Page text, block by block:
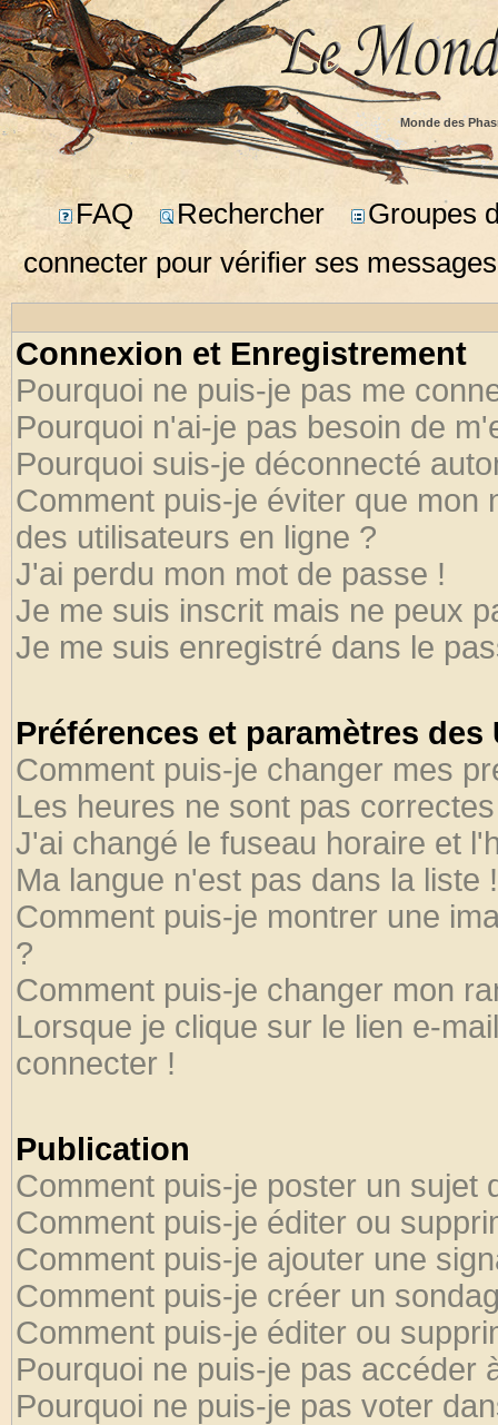
Monde des
FAQ Rechercher
Groupes
connecter pour vérifier ses
Connexion et Enregistrement
Pourquoi ne puis-je pas me
Pourquoi n'ai-je pas besoin de
Pourquoi suis-je déconnecté
Comment puis-je éviter que mon
des utilisateurs en ligne ?
J'ai perdu mon mot de passe !
Je me suis inscrit mais ne peux
Je me suis enregistré dans le
Préférences et paramètres
Comment puis-je changer mes
Les heures ne sont pas
J'ai changé le fuseau horaire et
Ma langue n'est pas dans la liste !
Comment puis-je montrer une
?
Comment puis-je changer mon
Lorsque je clique sur le lien e-
connecter !
Publication
Comment puis-je poster un sujet
Comment puis-je éditer ou
Comment puis-je ajouter une
Comment puis-je créer un
Comment puis-je éditer ou
Pourquoi ne puis-je pas accéder
Pourquoi ne puis-je pas voter